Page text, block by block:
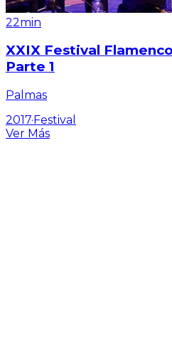
22min
XXIX Festival
Parte 1
Palmas
2017·Festival
Ver Más